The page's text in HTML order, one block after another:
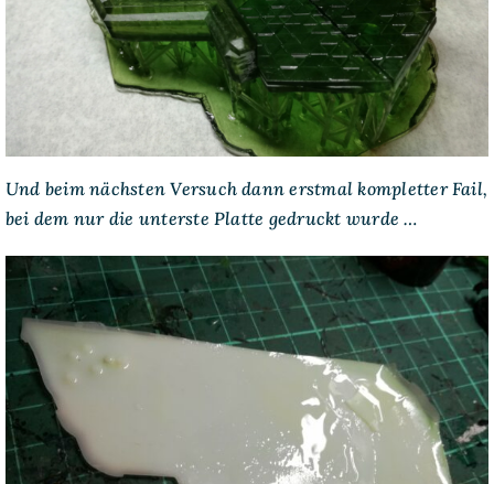
Und beim nächsten Versuch dann erstmal kompletter Fail,
bei dem nur die unterste Platte gedruckt wurde …